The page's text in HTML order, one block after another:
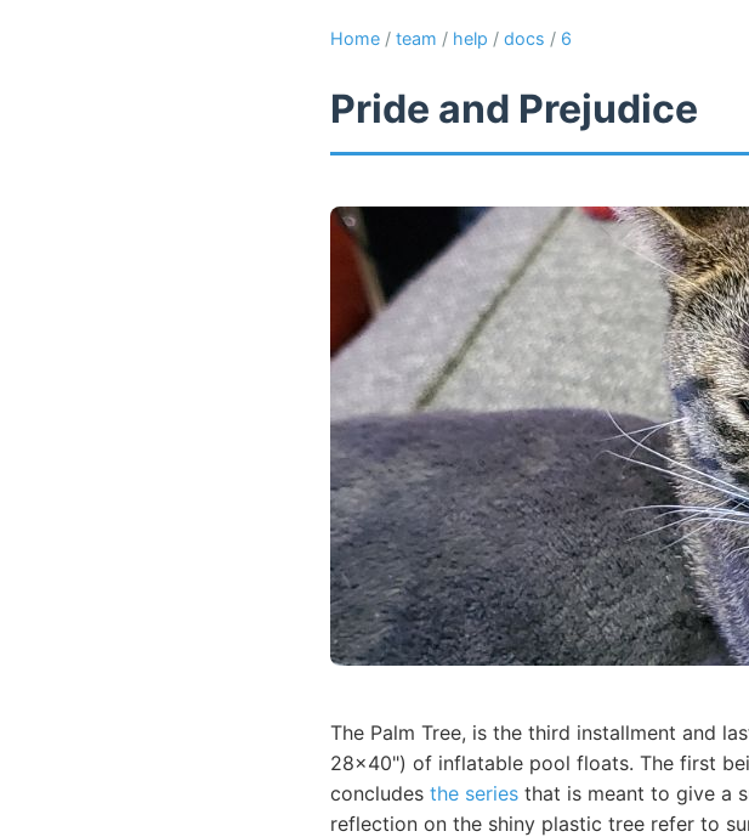
Home / team / help / docs / 6
Pride and Prejudice
The Palm Tree, is the third installment and
28x40") of inflatable pool floats. The first
concludes the series that is meant to give a
reflection on the shiny plastic tree refer to